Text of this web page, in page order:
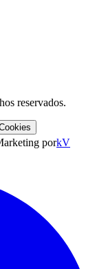
reservados.
porkV